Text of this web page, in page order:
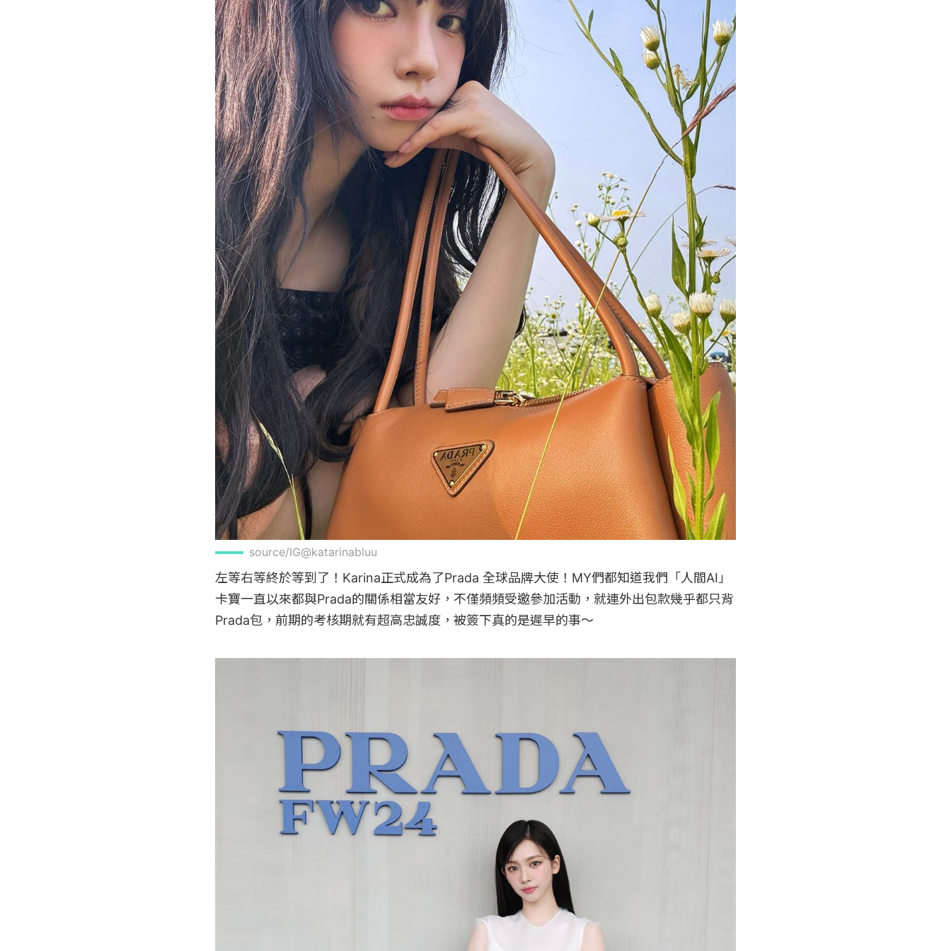
source/IG@katarinabluu
左等右等終於等到了！Karina正式成為了Prada 全球品牌大使！MY們都知道我們「人間AI」
卡寶一直以來都與Prada的關係相當友好，不僅頻頻受邀參加活動，就連外出包款幾乎都只背
Prada包，前期的考核期就有超高忠誠度，被簽下真的是遲早的事～